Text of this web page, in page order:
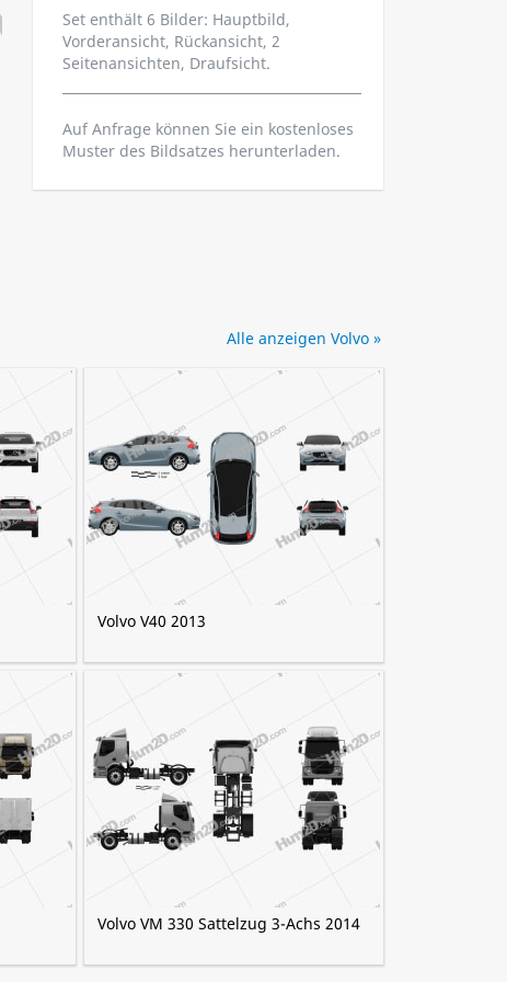
Set enthält 6 Bilder: Hauptbild,
Vorderansicht, Rückansicht, 2
Seitenansichten, Draufsicht.
Auf Anfrage können Sie ein kostenloses
Muster des Bildsatzes herunterladen.
Volvo V40 2013
Volvo VM 330 Sattelzug 3-Achs 2014
Alle anzeigen Volvo »